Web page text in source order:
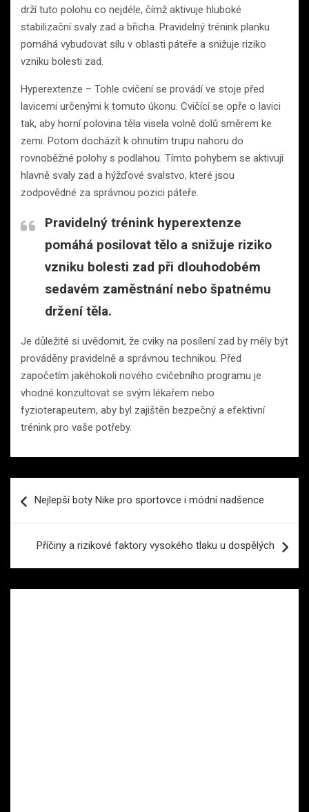
drží tuto polohu co nejdéle, čímž aktivuje hluboké
stabilizační svaly zad a břicha. Pravidelný trénink planku
pomáhá vybudovat sílu v oblasti páteře a snižuje riziko
vzniku bolesti zad.
Hyperextenze – Tohle cvičení se provádí ve stoje před
lavicemi určenými k tomuto úkonu. Cvičící se opře o lavici
tak, aby horní polovina těla visela volně dolů směrem ke
zemi. Potom docházít k ohnutím trupu nahoru do
rovnoběžné polohy s podlahou. Tímto pohybem se aktivují
hlavně svaly zad a hýžďové svalstvo, které jsou
zodpovědné za správnou pozici páteře.
Pravidelný trénink hyperextenze
pomáhá posilovat tělo a snižuje riziko
vzniku bolesti zad při dlouhodobém
sedavém zaměstnání nebo špatnému
držení těla.
Je důležité si uvědomit, že cviky na posílení zad by měly být
prováděny pravidelně a správnou technikou. Před
započetím jakéhokoli nového cvičebního programu je
vhodné konzultovat se svým lékařem nebo
fyzioterapeutem, aby byl zajištěn bezpečný a efektivní
trénink pro vaše potřeby.
proNejlepší boty Nike pro sportovce i módní nadšence
Příčiny a rizikové faktory vysokého tlaku u dospělých